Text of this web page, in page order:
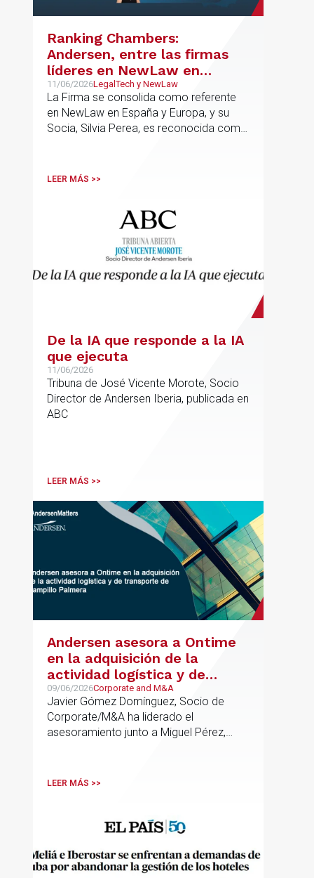
Ranking Chambers:
Andersen, entre las firmas
líderes en NewLaw en
España y Europa
11/06/2026LegalTech y NewLaw
La Firma se consolida como referente
en NewLaw en España y Europa, y su
Socia, Silvia Perea, es reconocida como
LEER MÁS >>
De la IA que responde a la IA
que ejecuta
11/06/2026
Tribuna de José Vicente Morote, Socio
Director de Andersen Iberia, publicada en
ABC
LEER MÁS >>
Andersen asesora a Ontime
en la adquisición de la
actividad logística y de
transporte de Campillo
Palmera
09/06/2026Corporate and M&A
Javier Gómez Domínguez, Socio de
Corporate/M&A ha liderado el
asesoramiento junto a Miguel Pérez,
LEER MÁS >>